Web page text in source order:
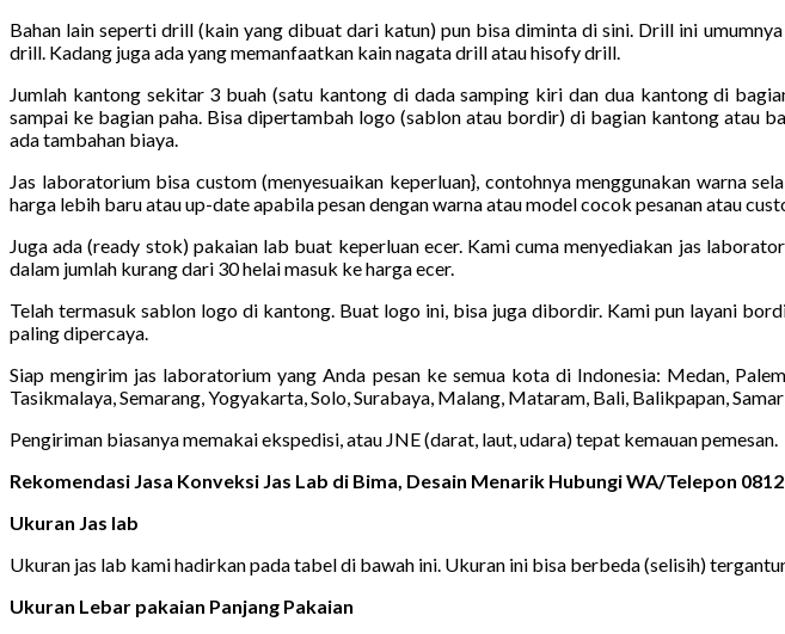
Bahan lain seperti drill (kain yang dibuat dari katun) pun bisa diminta di sini. Drill ini
drill. Kadang juga ada yang memanfaatkan kain nagata drill atau hisofy drill.
Jumlah kantong sekitar 3 buah (satu kantong di dada samping kiri dan dua kantong di
sampai ke bagian paha. Bisa dipertambah logo (sablon atau bordir) di bagian kantong atau
ada tambahan biaya.
Jas laboratorium bisa custom (menyesuaikan keperluan}, contohnya menggunakan warna
harga lebih baru atau up-date apabila pesan dengan warna atau model cocok pesanan atau
Juga ada (ready stok) pakaian lab buat keperluan ecer. Kami cuma menyediakan jas
dalam jumlah kurang dari 30 helai masuk ke harga ecer.
Telah termasuk sablon logo di kantong. Buat logo ini, bisa juga dibordir. Kami pun layani
paling dipercaya.
Siap mengirim jas laboratorium yang Anda pesan ke semua kota di Indonesia: Medan,
Tasikmalaya, Semarang, Yogyakarta, Solo, Surabaya, Malang, Mataram, Bali, Balikpapan,
Pengiriman biasanya memakai ekspedisi, atau JNE (darat, laut, udara) tepat kemauan pemesan.
Rekomendasi Jasa Konveksi Jas Lab di Bima, Desain Menarik Hubungi WA/Telepon
Ukuran Jas lab
Ukuran jas lab kami hadirkan pada tabel di bawah ini. Ukuran ini bisa berbeda (selisih)
Ukuran Lebar pakaian Panjang Pakaian